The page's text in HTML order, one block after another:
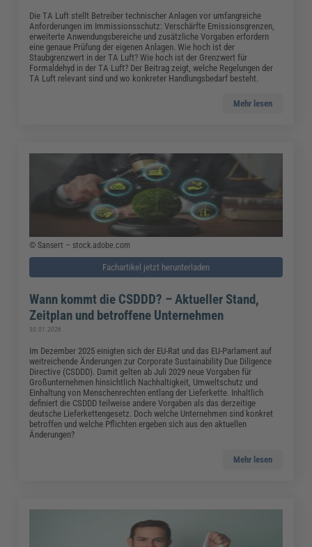
Die TA Luft stellt Betreiber technischer Anlagen vor umfangreiche
Anforderungen im Immissionsschutz: Verschärfte Emissionsgrenzen,
erweiterte Anwendungsbereiche und zusätzliche Vorgaben erfordern
eine genaue Prüfung der eigenen Anlagen. Wie hoch ist der
Staubgrenzwert in der TA Luft? Wie hoch ist der Grenzwert für
Formaldehyd in der TA Luft? Der Beitrag zeigt, welche Regelungen der
TA Luft relevant sind und wo konkreter Handlungsbedarf besteht.
Mehr lesen
© Sansert – stock.adobe.com
Fachartikel jetzt herunterladen
Wann kommt die CSDDD? – Aktueller Stand,
Zeitplan und betroffene Unternehmen
30.01.2026
Im Dezember 2025 einigten sich der EU-Rat und das EU-Parlament auf
weitreichende Änderungen zur Corporate Sustainability Due Diligence
Directive (CSDDD). Damit gelten ab Juli 2029 neue Vorgaben für
Großunternehmen hinsichtlich Nachhaltigkeit, Umweltschutz und
Einhaltung von Menschenrechten entlang der Lieferkette. Inhaltlich
definiert die CSDDD teilweise andere Vorgaben als das derzeitige
deutsche Lieferkettengesetz. Doch welche Unternehmen sind konkret
betroffen und welche Pflichten ergeben sich aus den aktuellen
Änderungen?
Mehr lesen